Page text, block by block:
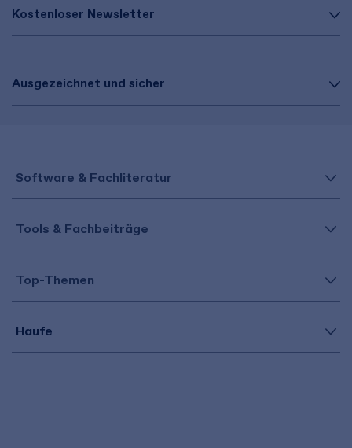
Kostenloser Newsletter
Ausgezeichnet und sicher
Software & Fachliteratur
Tools & Fachbeiträge
Top-Themen
Haufe